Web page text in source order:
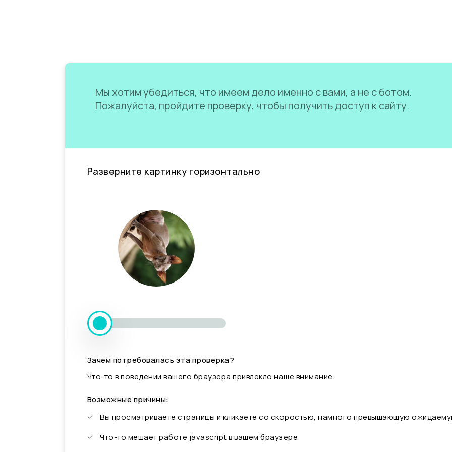
Мы хотим убедиться, что имеем дело именно с вами, а не с ботом.
Пожалуйста, пройдите проверку, чтобы получить доступ к сайту.
Разверните картинку горизонтально
Зачем потребовалась эта проверка?
Что-то в поведении вашего браузера привлекло наше внимание.
Возможные причины:
Вы просматриваете страницы и кликаете со скоростью, намного превышающую
Что-то мешает работе javascript в вашем браузере